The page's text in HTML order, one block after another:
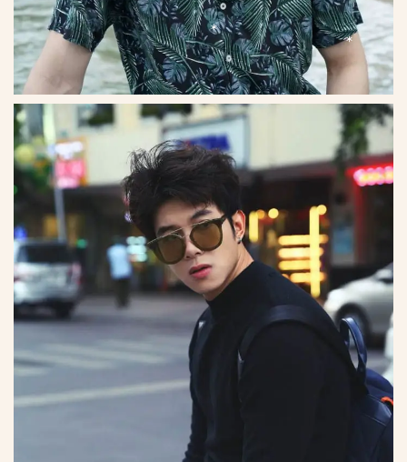
*
*
*
*
*
*
*
*
*
*
*
*
*